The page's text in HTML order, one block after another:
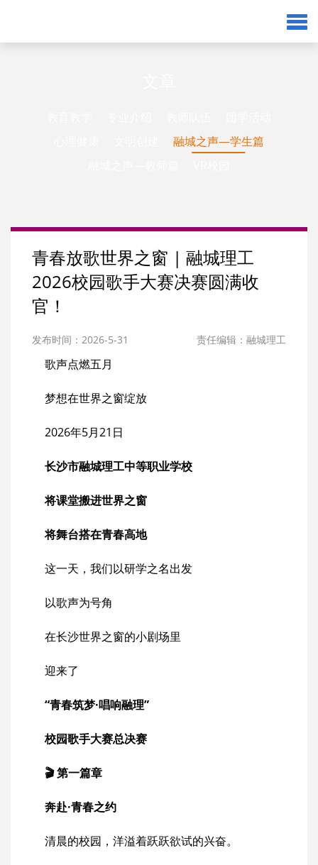
融城之声—学生篇
青春放歌世界之窗 | 融城理工
2026校园歌手大赛决赛圆满收
官！
发布时间：2026-5-31 责任编辑：融城理工
歌声点燃五月
梦想在世界之窗绽放
2026年5月21日
长沙市融城理工中等职业学校
将课堂搬进世界之窗
将舞台搭在青春高地
这一天，我们以研学之名出发
以歌声为号角
在长沙世界之窗的小剧场里
迎来了
“青春筑梦·唱响融理”
校园歌手大赛总决赛
🎬 第一篇章
奔赴·青春之约
清晨的校园，洋溢着跃跃欲试的兴奋。